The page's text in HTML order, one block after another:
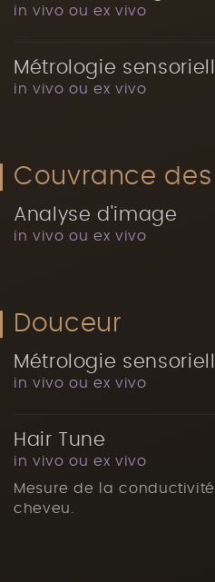
in vivo ou ex vivo
Métrologie
in vivo ou ex vivo
Couvrance
Analyse d'image
in vivo ou ex vivo
Douceur
Métrologie
in vivo ou ex vivo
Hair Tune
in vivo ou ex vivo
Mesure de la
cheveu.